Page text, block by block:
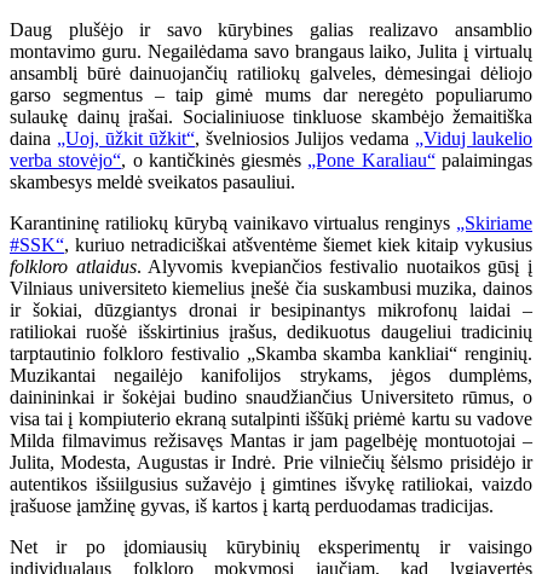
Daug plušėjo ir savo kūrybines galias realizavo ansamblio
montavimo guru. Negailėdama savo brangaus laiko, Julita į virtualų
ansamblį būrė dainuojančių ratiliokų galveles, dėmesingai dėliojo
garso segmentus – taip gimė mums dar neregėto populiarumo
sulaukę dainų įrašai. Socialiniuose tinkluose skambėjo žemaitiška
daina „Uoj, ūžkit ūžkit“, švelniosios Julijos vedama „Viduj laukelio
verba stovėjo“, o kantičkinės giesmės „Pone Karaliau“palaimingas
skambesys meldė sveikatos pasauliui.
Karantininę ratiliokų kūrybą vainikavo virtualus renginys „Skiriame
#SSK“, kuriuo netradiciškai atšventėme šiemet kiek kitaip vykusius
folkloro atlaidus. Alyvomis kvepiančios festivalio nuotaikos gūsį į
Vilniaus universiteto kiemelius įnešė čia suskambusi muzika, dainos
ir šokiai, dūzgiantys dronai ir besipinantys mikrofonų laidai –
ratiliokai ruošė išskirtinius įrašus, dedikuotus daugeliui tradicinių
tarptautinio folkloro festivalio „Skamba skamba kankliai“ renginių.
Muzikantai negailėjo kanifolijos strykams, jėgos dumplėms,
dainininkai ir šokėjai budino snaudžiančius Universiteto rūmus, o
visa tai į kompiuterio ekraną sutalpinti iššūkį priėmė kartu su vadove
Milda filmavimus režisavęs Mantas ir jam pagelbėję montuotojai –
Julita, Modesta, Augustas ir Indrė. Prie vilniečių šėlsmo prisidėjo ir
autentikos išsiilgusius sužavėjo į gimtines išvykę ratiliokai, vaizdo
įrašuose įamžinę gyvas, iš kartos į kartą perduodamas tradicijas.
Net ir po įdomiausių kūrybinių eksperimentų ir vaisingo
individualaus folkloro mokymosi jaučiam, kad lygiavertės